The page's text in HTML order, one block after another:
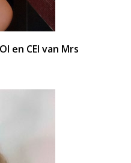
en CEI van Mrs